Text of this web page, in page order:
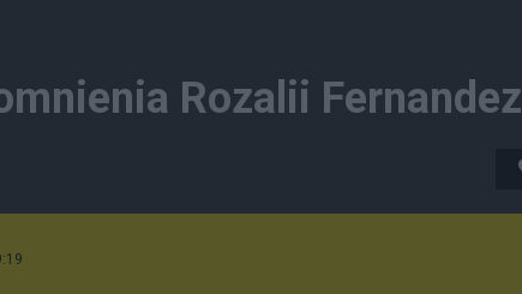
Rozalii Fernandez